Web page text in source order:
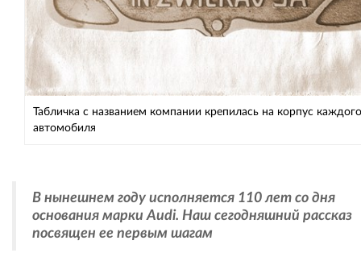
Табличка с названием компании крепилась на корпус каждого
автомобиля
В нынешнем году исполняется 110 лет со дня
основания марки Audi. Наш сегодняшний рассказ
посвящен ее первым шагам